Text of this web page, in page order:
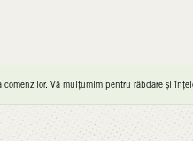
Vă mulțumim pentru răbdare și